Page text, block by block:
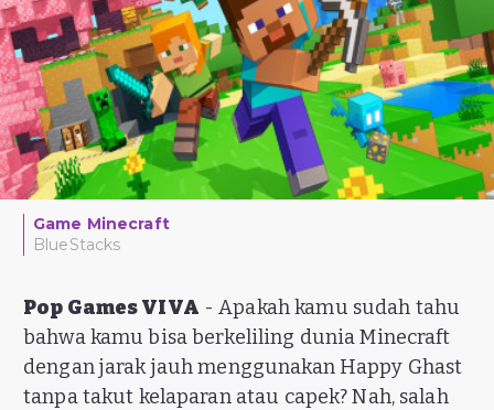
Game Minecraft
BlueStacks
Pop Games VIVA - Apakah kamu sudah tahu
bahwa kamu bisa berkeliling dunia Minecraft
dengan jarak jauh menggunakan Happy Ghast
tanpa takut kelaparan atau capek? Nah, salah